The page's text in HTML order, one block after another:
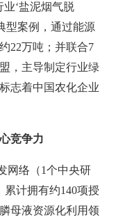
业‘盐泥烟气脱
型案例，通过能源
22万吨；并联合7
，主导制定行业绿
志着中国农化企业
竞争力
网络（1个中央研
计拥有约140项授
母液资源化利用领